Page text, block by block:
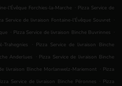
l'Évêque Forchies-la-Marche . Pizza Service de
Service de livraison Fontaine-l'Évêque Souvret .
. Pizza Service de livraison Binche Buvrinnes .
Trahegnies
. Pizza Service de livraison Binche
Anderlues . Pizza Service de livraison Binche
livraison Binche Morlanwelz-Mariemont . Pizza
Service de livraison Binche Péronnes . Pizza